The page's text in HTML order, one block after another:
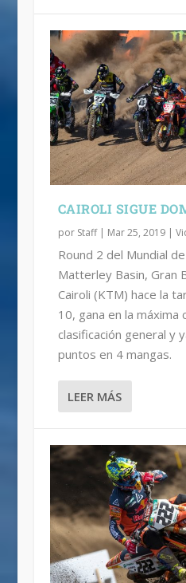
CAIROLI SIGUE
por Staff| Mar 25, 2019|
Round 2 del Mundial
Matterley Basin, Gran
Cairoli (KTM) hace la
10, gana en la máxima
clasificación general y
puntos en 4 mangas.
LEER MÁS